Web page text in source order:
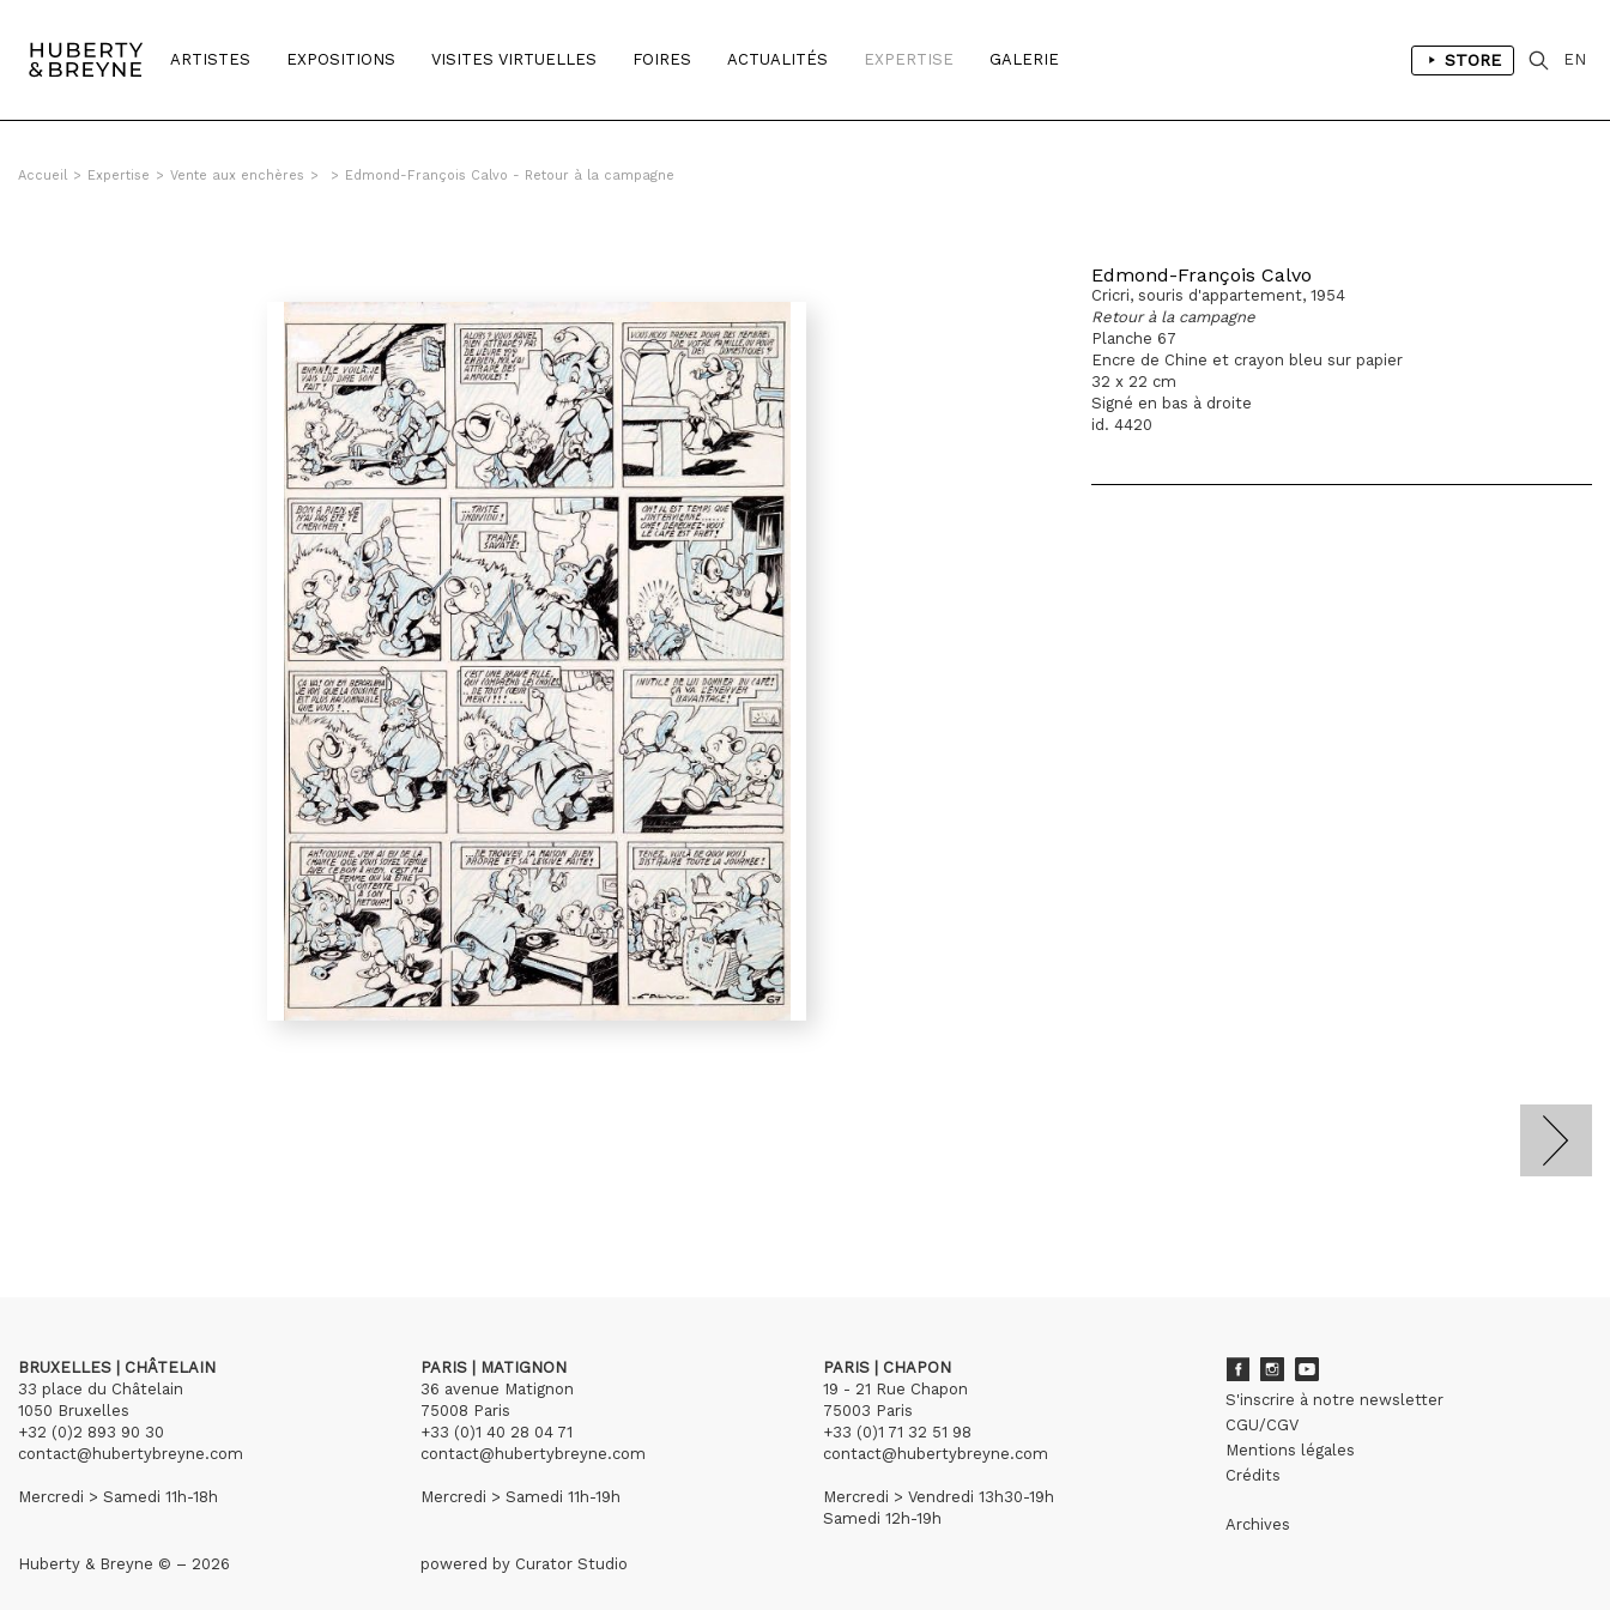
ARTISTES EXPOSITIONS VISITES VIRTUELLES FOIRES ACTUALITÉS EXPERTISE GALERIE STORE EN
Accueil > Expertise > Vente aux enchères > > Edmond-François Calvo - Retour à la campagne
Edmond-François Calvo
Cricri, souris d'appartement, 1954
Retour à la campagne
Planche 67
Encre de Chine et crayon bleu sur papier
32 x 22 cm
Signé en bas à droite
id. 4420
BRUXELLES | CHÂTELAIN
33 place du Châtelain
1050 Bruxelles
+32 (0)2 893 90 30
contact@hubertybreyne.com
Mercredi > Samedi 11h-18h
PARIS | MATIGNON
36 avenue Matignon
75008 Paris
+33 (0)1 40 28 04 71
contact@hubertybreyne.com
Mercredi > Samedi 11h-19h
PARIS | CHAPON
19 - 21 Rue Chapon
75003 Paris
+33 (0)1 71 32 51 98
contact@hubertybreyne.com
Mercredi > Vendredi 13h30-19h
Samedi 12h-19h
S'inscrire à notre newsletter
CGU/CGV
Mentions légales
Crédits
Archives
Huberty & Breyne © – 2026 powered by Curator Studio